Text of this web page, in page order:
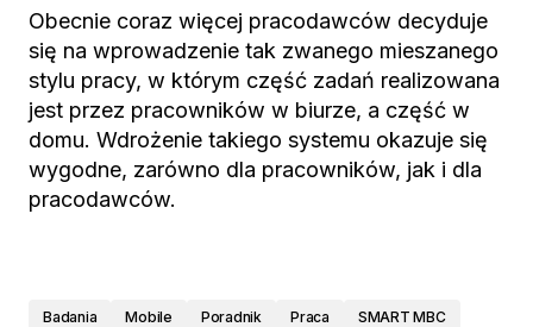
Obecnie coraz więcej pracodawców decyduje
się na wprowadzenie tak zwanego mieszanego
stylu pracy, w którym część zadań realizowana
jest przez pracowników w biurze, a część w
domu. Wdrożenie takiego systemu okazuje się
wygodne, zarówno dla pracowników, jak i dla
pracodawców.
Badania Mobile Poradnik Praca SMART MBC